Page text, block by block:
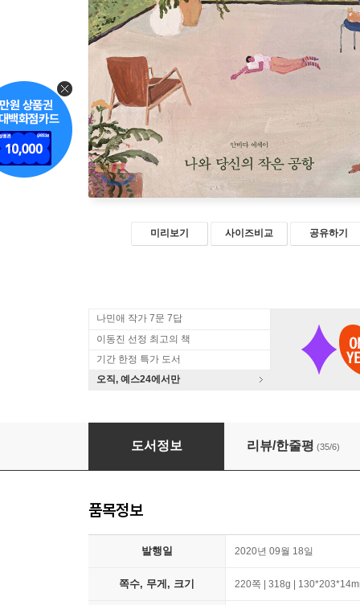
미리보기 사이즈비교 공유하기
나민애 작가 7문 7답
이동진 선정 최고의 책
기간 한정 특가 도서
오직, 예스24에서만
나와 당신의 작은 공항
도서정보 리뷰/한줄평 (35/6)
품목정보
발행일 2020년 09월 18일
쪽수, 무게, 크기 220쪽 | 318g |